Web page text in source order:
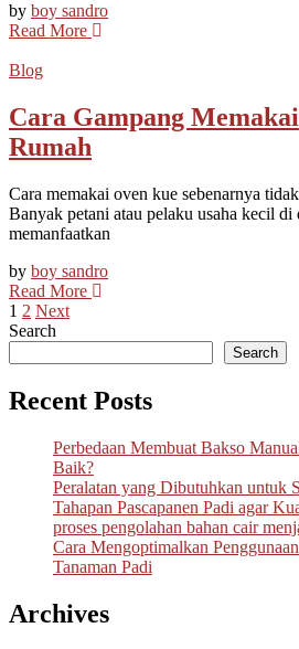
by boy sandro
Read More
Blog
Cara Gampang
Rumah
Cara memakai oven kue sebenarnya
Banyak petani atau pelaku usaha kecil di
memanfaatkan
by boy sandro
Read More
Posts
pagination
1 2 Next
Search
Search
Recent Posts
Perbedaan Membuat Bakso
Baik?
Peralatan yang Dibutuhkan untuk
Tahapan Pascapanen Padi agar
proses pengolahan bahan cair
Cara Mengoptimalkan
Tanaman Padi
Archives